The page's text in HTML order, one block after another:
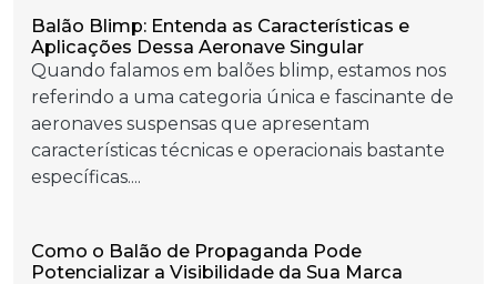
Balão Blimp: Entenda as Características e
Aplicações Dessa Aeronave Singular
Quando falamos em balões blimp, estamos nos
referindo a uma categoria única e fascinante de
aeronaves suspensas que apresentam
características técnicas e operacionais bastante
específicas....
Como o Balão de Propaganda Pode
Potencializar a Visibilidade da Sua Marca